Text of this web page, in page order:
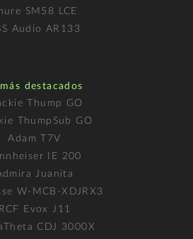
SM58 LCE
Audio AR133
destacados
Thump GO
ThumpSub GO
Adam T7V
IE 200
Juanita
W-MCB-XDJRX3
RCF Evox J11
CDJ 3000X